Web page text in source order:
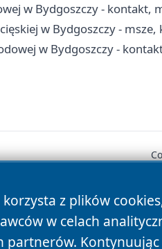
w Bydgoszczy - kontakt,
w Bydgoszczy -
w Bydgoszczy -
z plików
w celach
partnerów.